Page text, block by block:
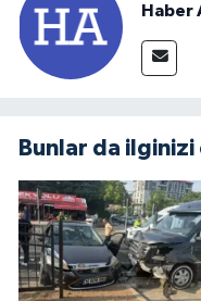
Haber
Bunlar da